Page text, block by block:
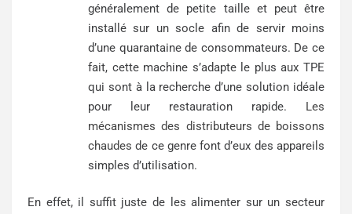
généralement de petite taille et peut être
installé sur un socle afin de servir moins
d’une quarantaine de consommateurs. De ce
fait, cette machine s’adapte le plus aux TPE
qui sont à la recherche d’une solution idéale
pour leur restauration rapide. Les
mécanismes des distributeurs de boissons
chaudes de ce genre font d’eux des appareils
simples d’utilisation.
En effet, il suffit juste de les alimenter sur un secteur